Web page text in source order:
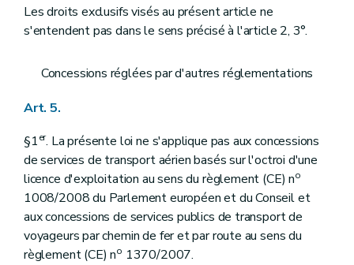
Les droits exclusifs visés au présent article ne
s'entendent pas dans le sens précisé à l'article 2, 3°.
Concessions réglées par d'autres réglementations
Art. 5.
§1er. La présente loi ne s'applique pas aux concessions
de services de transport aérien basés sur l'octroi d'une
licence d'exploitation au sens du règlement (CE) no
1008/2008 du Parlement européen et du Conseil et
aux concessions de services publics de transport de
voyageurs par chemin de fer et par route au sens du
règlement (CE) no 1370/2007.